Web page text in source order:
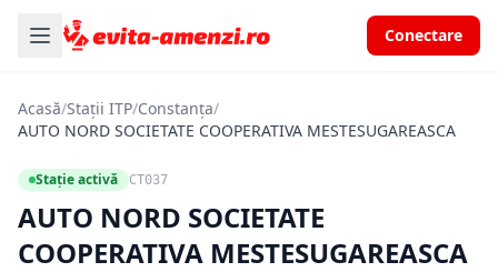
Conectare
Acasă/Stații ITP/Constanța/
AUTO NORD SOCIETATE COOPERATIVA MESTESUGAREASCA
Stație activă CT037
AUTO NORD SOCIETATE
COOPERATIVA MESTESUGAREASCA